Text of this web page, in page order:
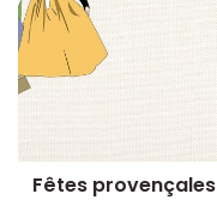
Fêtes provençales